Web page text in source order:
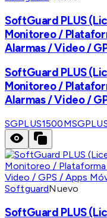
SoftGuard PLUS
Monitoreo /
Alarmas / Video /
SoftGuard PLUS
Monitoreo /
Alarmas / Video /
SGPLUS1500M
SoftguardNuevo
SoftGuard PLUS